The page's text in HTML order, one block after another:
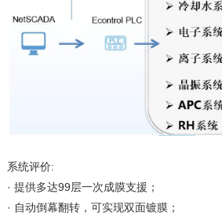
系统评价:
· 提供多达99层一次成膜支援；
· 自动倒幕翻转，可实现双面镀膜；